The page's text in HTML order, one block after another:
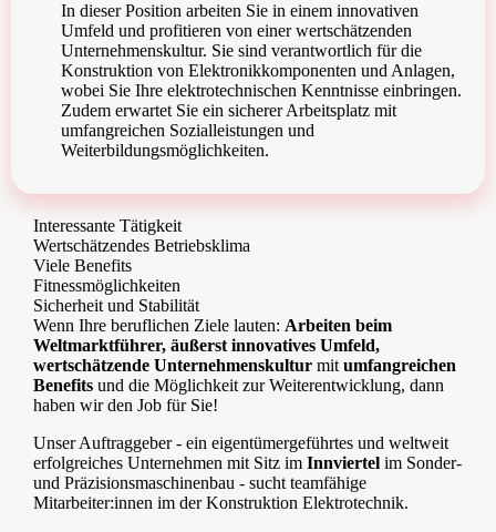
In dieser Position arbeiten Sie in einem innovativen
Umfeld und profitieren von einer wertschätzenden
Unternehmenskultur. Sie sind verantwortlich für die
Konstruktion von Elektronikkomponenten und Anlagen,
wobei Sie Ihre elektrotechnischen Kenntnisse einbringen.
Zudem erwartet Sie ein sicherer Arbeitsplatz mit
umfangreichen Sozialleistungen und
Weiterbildungsmöglichkeiten.
Interessante Tätigkeit
Wertschätzendes Betriebsklima
Viele Benefits
Fitnessmöglichkeiten
Sicherheit und Stabilität
Wenn Ihre beruflichen Ziele lauten: Arbeiten beim
Weltmarktführer, äußerst innovatives Umfeld,
wertschätzende Unternehmenskultur mit umfangreichen
Benefits und die Möglichkeit zur Weiterentwicklung, dann
haben wir den Job für Sie!
Unser Auftraggeber - ein eigentümergeführtes und weltweit
erfolgreiches Unternehmen mit Sitz im Innviertel im Sonder-
und Präzisionsmaschinenbau - sucht teamfähige
Mitarbeiter:innen im der Konstruktion Elektrotechnik.